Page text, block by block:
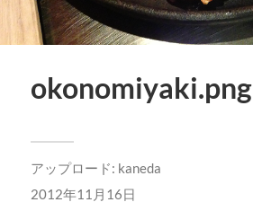
okonomiyaki.png
アップロード: kaneda
2012年11月16日